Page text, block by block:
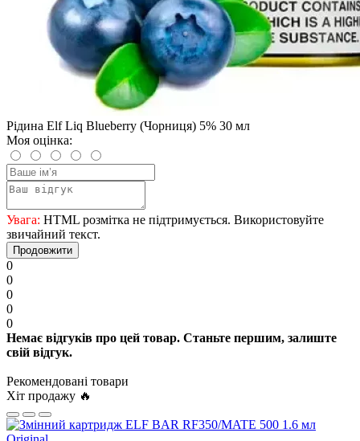
Рідина Elf Liq Blueberry (Чорниця) 5% 30 мл
Моя оцінка:
Увага: HTML розмітка не підтримується. Використовуйте
звичайний текст.
Продовжити
0
0
0
0
0
Немає відгуків про цей товар. Станьте першим, залиште
свій відгук.
Рекомендовані товари
Хіт продажу 🔥